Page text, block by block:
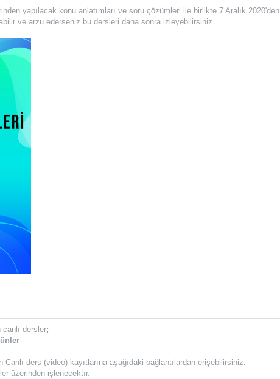
yapılacak konu anlatımları ve soru çözümleri ile birlikte 7 Aralık 2020'den
ve arzu ederseniz bu dersleri daha sonra izleyebilirsiniz.
canlı dersler;
ders (video) kayıtlarına aşağıdaki bağlantılardan erişebilirsiniz.
üzerinden işlenecektır.